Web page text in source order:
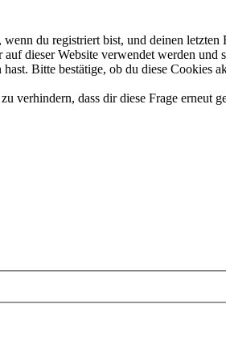
du registriert bist, und deinen
dieser Website verwendet werden
Bitte bestätige, ob du diese Cookies
verhindern, dass dir diese Frage